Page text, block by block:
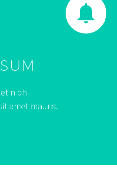


nibh
amet mauris.